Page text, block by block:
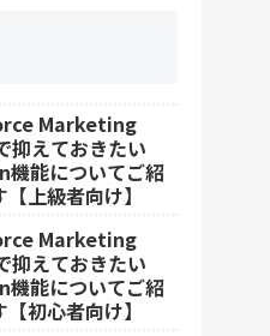
Marketing
抑えておきたい
能についてご紹
上級者向け】
Marketing
抑えておきたい
能についてご紹
初心者向け】